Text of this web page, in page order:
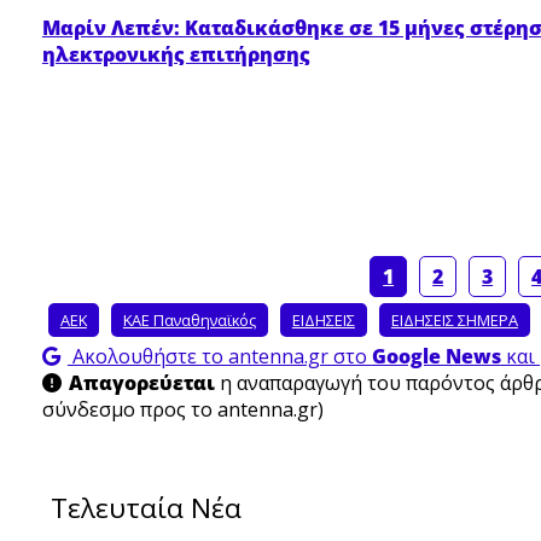
Μαρίν Λεπέν: Καταδικάσθηκε σε 15 μήνες
ηλεκτρονικής επιτήρησης
1 2 3
ΑΕΚ ΚΑΕ Παναθηναϊκός ΕΙΔΗΣΕΙΣ ΕΙΔΗΣΕΙΣ ΣΗΜΕΡΑ
Ακολουθήστε το antenna.gr στο Google Newsκαι
Απαγορεύεταιη αναπαραγωγή του παρόντος
σύνδεσμο προς το antenna.gr)
Τελευταία Νέα